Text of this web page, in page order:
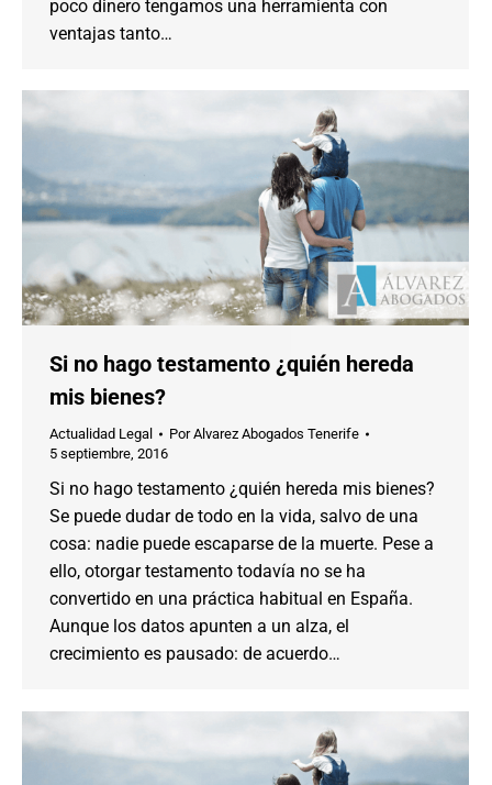
poco dinero tengamos una herramienta con
ventajas tanto…
Si no hago testamento ¿quién hereda
mis bienes?
Actualidad Legal PorAlvarez Abogados Tenerife
5 septiembre, 2016
Si no hago testamento ¿quién hereda mis bienes?
Se puede dudar de todo en la vida, salvo de una
cosa: nadie puede escaparse de la muerte. Pese a
ello, otorgar testamento todavía no se ha
convertido en una práctica habitual en España.
Aunque los datos apunten a un alza, el
crecimiento es pausado: de acuerdo…